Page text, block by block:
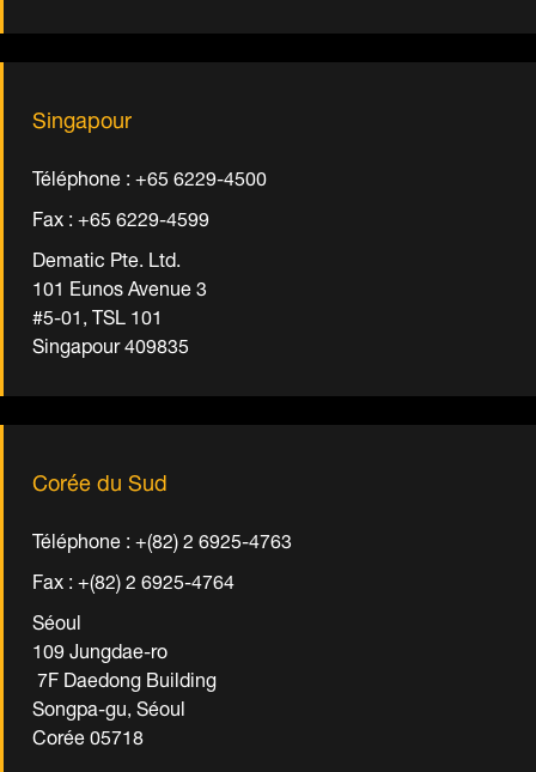
Singapour
Téléphone : +65 6229-4500
Fax : +65 6229-4599
Dematic Pte. Ltd.
101 Eunos Avenue 3
#5-01, TSL 101
Singapour 409835
Corée du Sud
Téléphone : +(82) 2 6925-4763
Fax : +(82) 2 6925-4764
Séoul
109 Jungdae-ro
7F Daedong Building
Songpa-gu, Séoul
Corée 05718